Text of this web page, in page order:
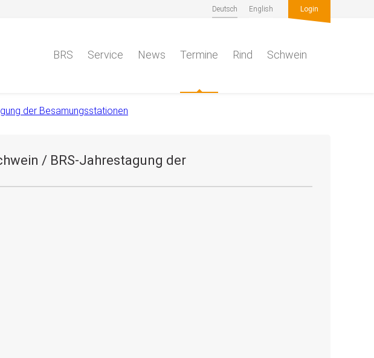
Deutsch English Login
BRS Service News Termine Rind Schwein
der Besamungsstationen
/ BRS-Jahrestagung der